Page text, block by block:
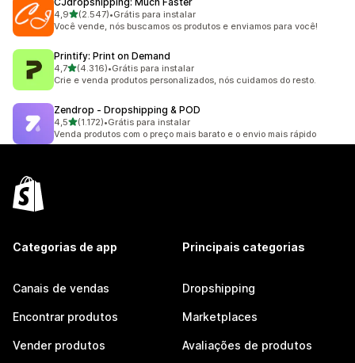
4,9de 5 estrelas
(2.547)
2547 avaliações ao todo
•Grátis para instalar
Você vende, nós buscamos os produtos e enviamos para você!
Printify: Print on Demand
4,7de 5 estrelas
(4.316)
4316 avaliações ao todo
•Grátis para instalar
Crie e venda produtos personalizados, nós cuidamos do resto.
Zendrop ‑ Dropshipping & POD
4,5de 5 estrelas
(1.172)
1172 avaliações ao todo
•Grátis para instalar
Venda produtos com o preço mais barato e o envio mais rápido
Categorias de app
Canais de vendas
Encontrar produtos
Vender produtos
Principais categorias
Dropshipping
Marketplaces
Avaliações de produtos